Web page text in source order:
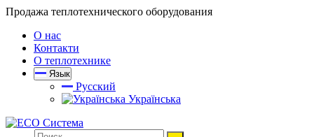
Продажа теплотехнического оборудования
О нас
Контакти
О теплотехнике
Язык
Русский
Українська